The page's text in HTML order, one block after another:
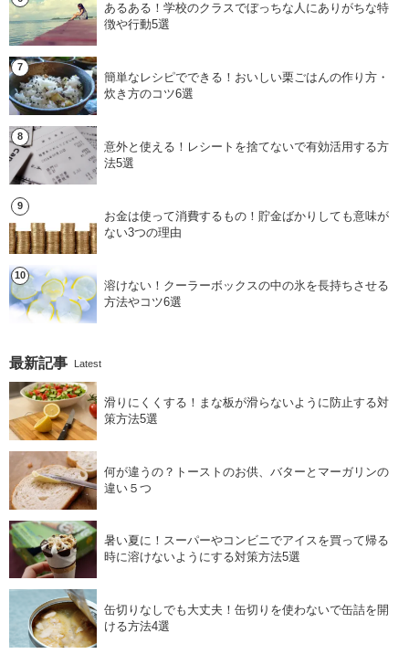
あるある！学校のクラスでぼっちな人にありがちな特
徴や行動5選
簡単なレシピでできる！おいしい栗ごはんの作り方・
炊き方のコツ6選
意外と使える！レシートを捨てないで有効活用する方
法5選
お金は使って消費するもの！貯金ばかりしても意味が
ない3つの理由
溶けない！クーラーボックスの中の氷を長持ちさせる
方法やコツ6選
最新記事 Latest
滑りにくくする！まな板が滑らないように防止する対
策方法5選
何が違うの？トーストのお供、バターとマーガリンの
違い５つ
暑い夏に！スーパーやコンビニでアイスを買って帰る
時に溶けないようにする対策方法5選
缶切りなしでも大丈夫！缶切りを使わないで缶詰を開
ける方法4選